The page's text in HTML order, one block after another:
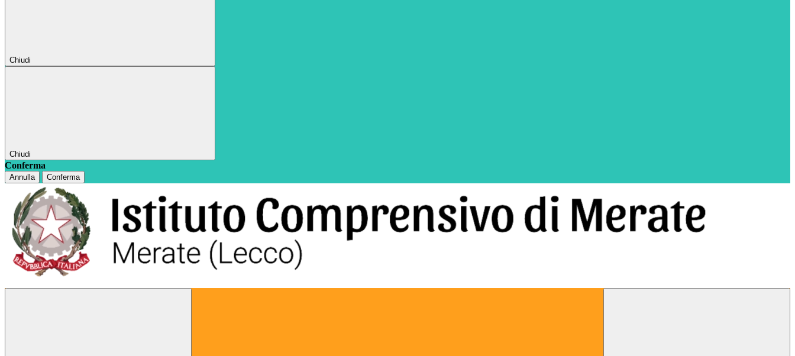
Chiudi
Chiudi
Conferma
Annulla Conferma